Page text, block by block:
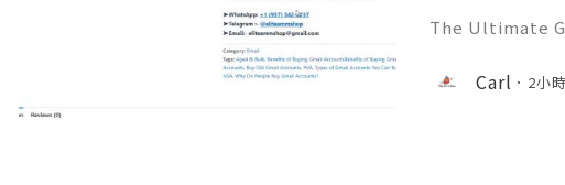
The Ultimate
any
e! ➥ Our
Carl 2小